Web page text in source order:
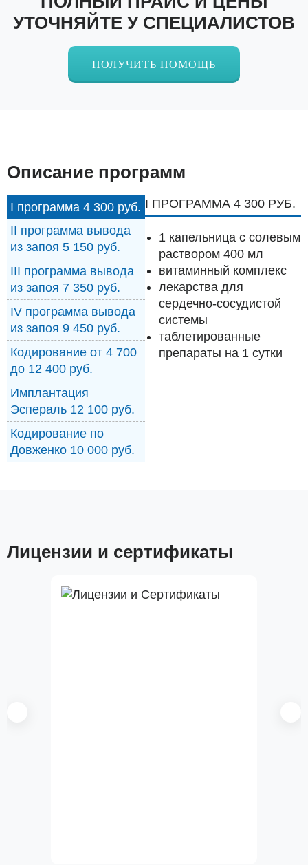
УТОЧНЯЙТЕ У СПЕЦИАЛИСТОВ
ПОЛУЧИТЬ ПОМОЩЬ
Описание программ
I программа 4 300 руб.
II программа вывода
из запоя 5 150 руб.
III программа вывода
из запоя 7 350 руб.
IV программа вывода
из запоя 9 450 руб.
Кодирование от 4 700
до 12 400 руб.
Имплантация
Эспераль 12 100 руб.
Кодирование по
Довженко 10 000 руб.
I ПРОГРАММА 4 300 РУБ.
1 капельница с солевым
раствором 400 мл
витаминный комплекс
лекарства для
сердечно-сосудистой
системы
таблетированные
препараты на 1 сутки
Лицензии и сертификаты